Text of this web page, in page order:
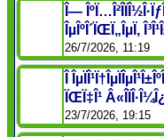
Î—
ÎµÎºÎ´ÏŒÏ„ÎµÏ‚
26/7/2026, 11:19
Î
ÏŒÏ‡Î¹
23/7/2026, 19:15